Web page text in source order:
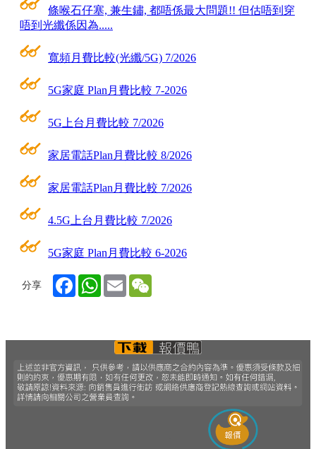
條喉石仔塞, 兼生鏽, 都唔係最大問題!! 但估唔到穿
唔到光纖係因為.....
寬頻月費比較(光纖/5G) 7/2026
5G家庭 Plan月費比較 7-2026
5G上台月費比較 7/2026
家居電話Plan月費比較 8/2026
家居電話Plan月費比較 7/2026
4.5G上台月費比較 7/2026
5G家庭 Plan月費比較 6-2026
分享 FacebookWhatsApp
Email